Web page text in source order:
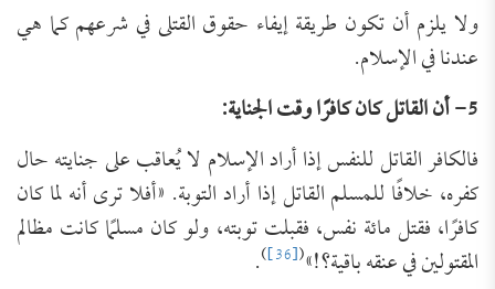
ولا يلزم أن تكون طريقة إيفاء حقوق القتلى في شرعهم كما هي
عندنا في الإسلام.
5- أن القاتل كان كافرًا وقت الجناية:
فالكافر القاتل للنفس إذا أراد الإسلام لا يُعاقب على جنايته حال
كفره، خلافًا للمسلم القاتل إذا أراد التوبة. «أفلا ترى أنه لما كان
كافرًا، فقتل مائة نفس، فقبلت توبته، ولو كان مسلمًا كانت مظالم
المقتولين في عنقه باقية؟!»(
[36]
)
.